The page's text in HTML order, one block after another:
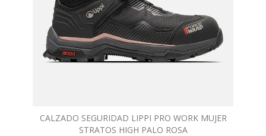
CALZADO SEGURIDAD LIPPI PRO WORK MUJER
STRATOS HIGH PALO ROSA